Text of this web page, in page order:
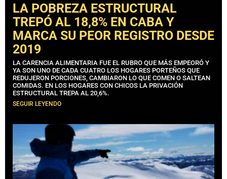
LA POBREZA ESTRUCTURAL
TREPÓ AL 18,8% EN CABA Y
MARCA SU PEOR REGISTRO DESDE
2019
LA CARENCIA ALIMENTARIA FUE EL RUBRO QUE MÁS EMPEORÓ Y
YA SON UNO DE CADA CUATRO LOS HOGARES PORTEÑOS QUE
REDUJERON PORCIONES, CAMBIARON LO QUE COMEN O SALTEAN
COMIDAS. EN LOS HOGARES CON CHICOS LA PRIVACIÓN
ESTRUCTURAL TREPA AL 20,6%.
SEGUIR LEYENDO